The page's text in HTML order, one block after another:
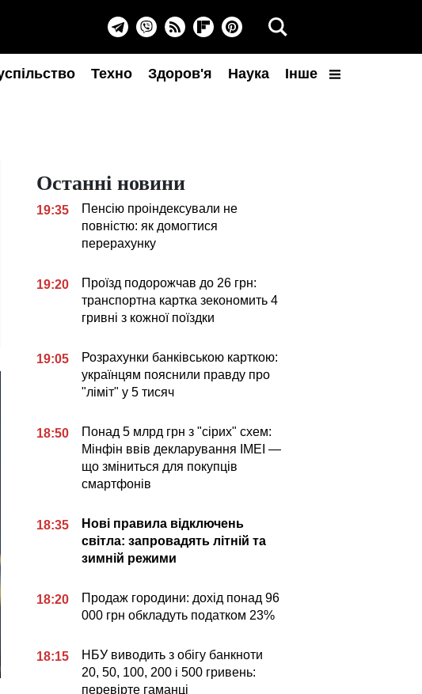
Техно Здоров'я Наука Інше
Останні новини
19:35
Пенсію проіндексували не
повністю: як домогтися
перерахунку
19:20
Проїзд подорожчав до 26 грн:
транспортна картка зекономить 4
гривні з кожної поїздки
19:05
Розрахунки банківською карткою:
українцям пояснили правду про
"ліміт" у 5 тисяч
18:50
Понад 5 млрд грн з "сірих" схем:
Мінфін ввів декларування IMEI —
що зміниться для покупців
смартфонів
18:35
Нові правила відключень
світла: запровадять літній та
зимній режими
18:20
Продаж городини: дохід понад 96
000 грн обкладуть податком 23%
18:15
НБУ виводить з обігу банкноти
20, 50, 100, 200 і 500 гривень:
перевірте гаманці